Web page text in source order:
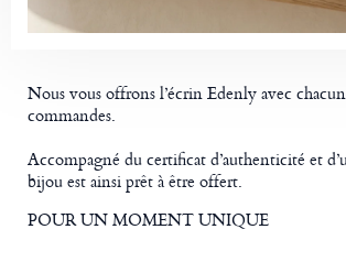
Nous vous offrons l’écrin Edenly avec
commandes.
Accompagné du certificat d’authenticité et
bijou est ainsi prêt à être offert.
POUR UN MOMENT UNIQUE